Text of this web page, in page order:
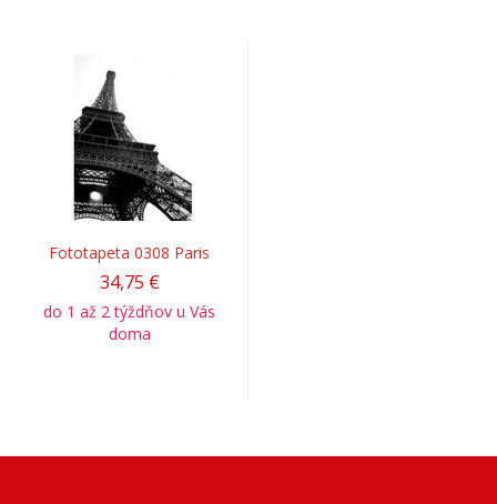
Fototapeta 0308 Paris
34,75 €
do 1 až 2 týždňov u Vás
doma